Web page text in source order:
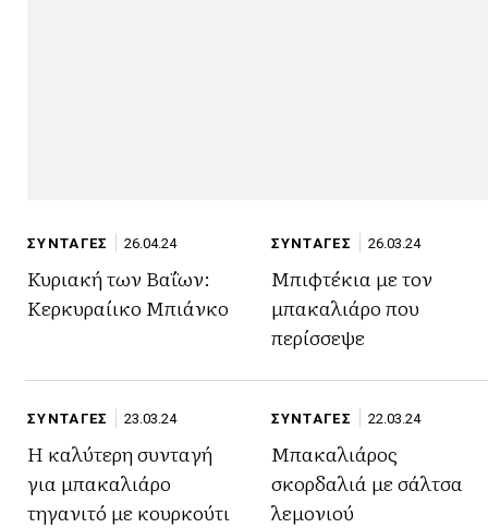
ΣΥΝΤΑΓΕΣ 26.04.24
Κυριακή των Βαΐων:
Κερκυραίικο Μπιάνκο
ΣΥΝΤΑΓΕΣ 26.03.24
Μπιφτέκια με τον
μπακαλιάρο που
περίσσεψε
ΣΥΝΤΑΓΕΣ 23.03.24
Η καλύτερη συνταγή
για μπακαλιάρο
τηγανιτό με κουρκούτι
ΣΥΝΤΑΓΕΣ 22.03.24
Μπακαλιάρος
σκορδαλιά με σάλτσα
λεμονιού